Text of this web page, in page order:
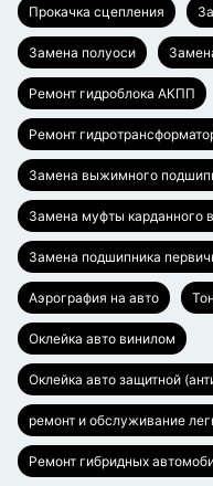
Прокачка сцепления
Замена полуоси
Ремонт гидроблока АКПП
Ремонт
Замена выжимного
Замена муфты карданного
Замена подшипника
Аэрография на авто
Оклейка авто винилом
Оклейка авто защитной
ремонт и обслуживание
Ремонт гибридных